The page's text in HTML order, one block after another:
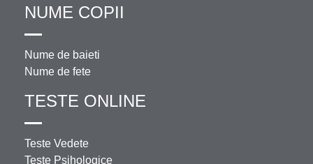
NUME COPII
Nume de baieti
Nume de fete
TESTE ONLINE
Teste Vedete
Teste Psihologice